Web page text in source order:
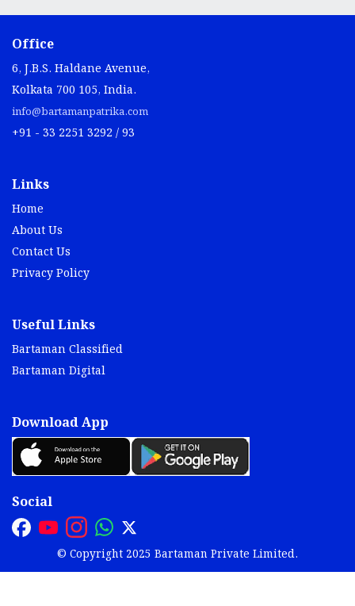
Office
6, J.B.S. Haldane Avenue,
Kolkata 700 105, India.
info@bartamanpatrika.com
+91 - 33 2251 3292 / 93
Links
Home
About Us
Contact Us
Privacy Policy
Useful Links
Bartaman Classified
Bartaman Digital
Download App
Social
© Copyright 2025 Bartaman Private Limited.